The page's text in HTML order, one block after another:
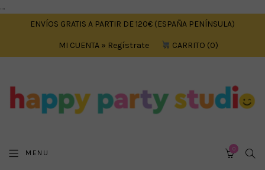
....
ENVÍOS GRATIS A PARTIR DE 120€ (ESPAÑA PENÍNSULA)
MI CUENTA » Regístrate CARRITO 0
MENU 0